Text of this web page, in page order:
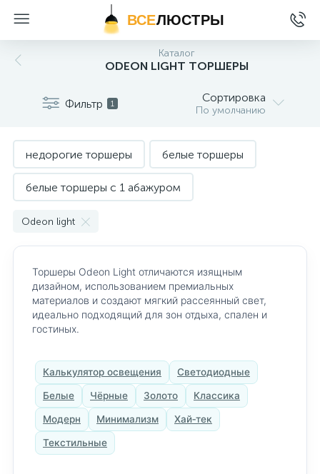
ВСЕЛЮСТРЫ
Каталог
ODEON LIGHT ТОРШЕРЫ
Фильтр 1 Сортировка
По умолчанию
недорогие торшеры белые торшеры
белые торшеры с 1 абажуром
классические торшеры
торшеры Citilux торшеры Maytoni
торшеры Odeon Light торшеры ST Luce
торшеры в спальню торшеры в стиле лофт
торшеры в стиле минимализм
торшеры в стиле модерн
Odeon light
Торшеры Odeon Light отличаются изящным
дизайном, использованием премиальных
материалов и создают мягкий рассеянный свет,
идеально подходящий для зон отдыха, спален и
гостиных.
Калькулятор освещения Светодиодные
Белые Чёрные Золото Классика
Модерн Минимализм Хай‑тек
Текстильные